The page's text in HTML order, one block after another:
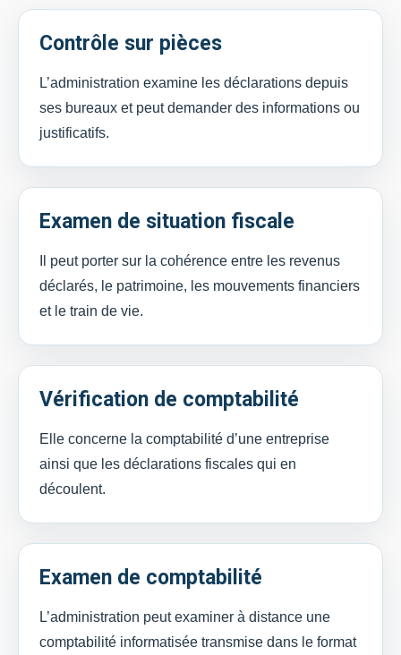
Contrôle sur pièces
L’administration examine les déclarations depuis
ses bureaux et peut demander des informations ou
justificatifs.
Examen de situation fiscale
Il peut porter sur la cohérence entre les revenus
déclarés, le patrimoine, les mouvements financiers
et le train de vie.
Vérification de comptabilité
Elle concerne la comptabilité d’une entreprise
ainsi que les déclarations fiscales qui en
découlent.
Examen de comptabilité
L’administration peut examiner à distance une
comptabilité informatisée transmise dans le format